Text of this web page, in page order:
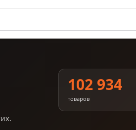
102 934
товаров